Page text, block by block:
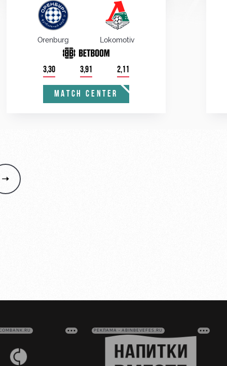
Orenburg Lokomotiv
3,30 3,91 2,11
MATCH CENTER
РЕКЛАМА • ABINBEVEFES.RU